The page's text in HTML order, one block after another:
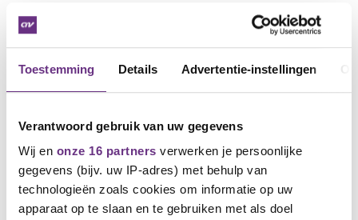
Toestemming Details Advertentie-instellingen
Verantwoord gebruik van uw gegevens
Wij en onze 16 partners verwerken je persoonlijke
gegevens (bijv. uw IP-adres) met behulp van
technologieën zoals cookies om informatie op uw
apparaat op te slaan en te gebruiken met als doel
FNV,
Sharon van Boxmeer
Bestuurder CNV Vakmensen
M. 06 28 86 65 12